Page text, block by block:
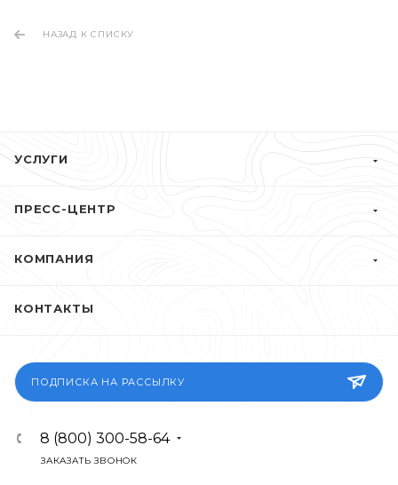
НАЗАД К СПИСКУ
УСЛУГИ
ПРЕСС-ЦЕНТР
КОМПАНИЯ
КОНТАКТЫ
ПОДПИСКА НА РАССЫЛКУ
8 (800) 300-58-64
ЗАКАЗАТЬ ЗВОНОК